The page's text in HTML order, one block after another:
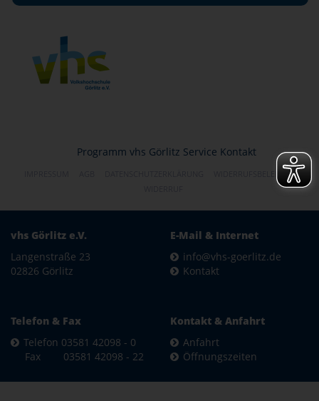
Programm vhs Görlitz Service Kontakt
WIDERRUFSBELEHRUNG
vhs Görlitz e.V.
Langenstraße 23
02826 Görlitz
E-Mail & Internet
info@vhs-goerlitz.de
Kontakt
Telefon & Fax
Telefon 03581 42098 - 0
Fax 03581 42098 - 22
Kontakt & Anfahrt
Anfahrt
Öffnungszeiten